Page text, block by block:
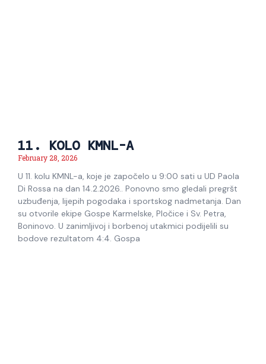
11. KOLO KMNL-A
February 28, 2026
U 11. kolu KMNL-a, koje je započelo u 9:00 sati u UD Paola
Di Rossa na dan 14.2.2026.. Ponovno smo gledali pregršt
uzbuđenja, lijepih pogodaka i sportskog nadmetanja. Dan
su otvorile ekipe Gospe Karmelske, Pločice i Sv. Petra,
Boninovo. U zanimljivoj i borbenoj utakmici podijelili su
bodove rezultatom 4:4. Gospa